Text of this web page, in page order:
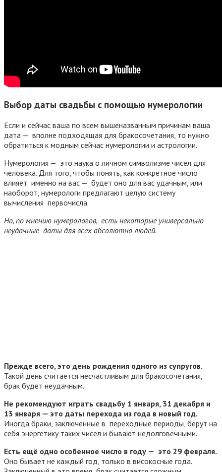
Выбор даты свадьбы с помощью нумерологии
Если и сейчас ваша по всем вышеназванным причинам ваша
дата — вполне подходящая для бракосочетания, то нужно
обратиться к модным сейчас нумерологии и астрологии.
Нумерология — это наука о личном символизме чисел для
человека. Для того, чтобы понять, как конкретное число
влияет именно на вас — будет оно для вас удачным, или
наоборот, нумерологи предлагают целую систему
вычисления первочисла.
Но, по мнению нумерологов, есть некоторые универсально
неудачные даты для всех абсолютно людей.
Прежде всего, это день рождения одного из супругов.
Такой день считается несчастливым для бракосочетания,
брак будет неудачным.
Не рекомендуют играть свадьбу 1 января, 31 декабря и
13 января — это даты перехода из года в новый год.
Иногда браки, заключенные в переходные периоды, берут на
себя энергетику таких чисел и бывают недолговечными.
Есть ещё одно особенное число в году — это 29 февраля.
Оно бывает не каждый год, только в високосные года.